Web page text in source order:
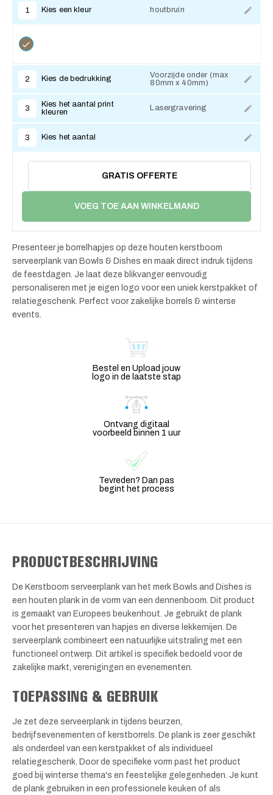
1 Kies een kleur houtbruin
2 Kies de bedrukking
Voorzijde onder (max
80mm x 40mm)
3
Kies het aantal print
kleuren
Lasergravering
3 Kies het aantal
GRATIS OFFERTE
VOEG TOE AAN WINKELMAND
Presenteer je borrelhapjes op deze houten kerstboom
serveerplank van Bowls & Dishes en maak direct indruk tijdens
de feestdagen. Je laat deze blikvanger eenvoudig
personaliseren met je eigen logo voor een uniek kerstpakket of
relatiegeschenk. Perfect voor zakelijke borrels & winterse
events.
Bestel en Upload jouw
logo in de laatste stap
Ontvang digitaal
voorbeeld binnen 1 uur
Tevreden? Dan pas
begint het process
PRODUCTBESCHRIJVING
De Kerstboom serveerplank van het merk Bowls and Dishes is
een houten plank in de vorm van een dennenboom. Dit product
is gemaakt van Europees beukenhout. Je gebruikt de plank
voor het presenteren van hapjes en diverse lekkernijen. De
serveerplank combineert een natuurlijke uitstraling met een
functioneel ontwerp. Dit artikel is specifiek bedoeld voor de
zakelijke markt, verenigingen en evenementen.
TOEPASSING & GEBRUIK
Je zet deze serveerplank in tijdens beurzen,
bedrijfsevenementen of kerstborrels. De plank is zeer geschikt
als onderdeel van een kerstpakket of als individueel
relatiegeschenk. Door de specifieke vorm past het product
goed bij winterse thema's en feestelijke gelegenheden. Je kunt
de plank gebruiken in een professionele keuken of als